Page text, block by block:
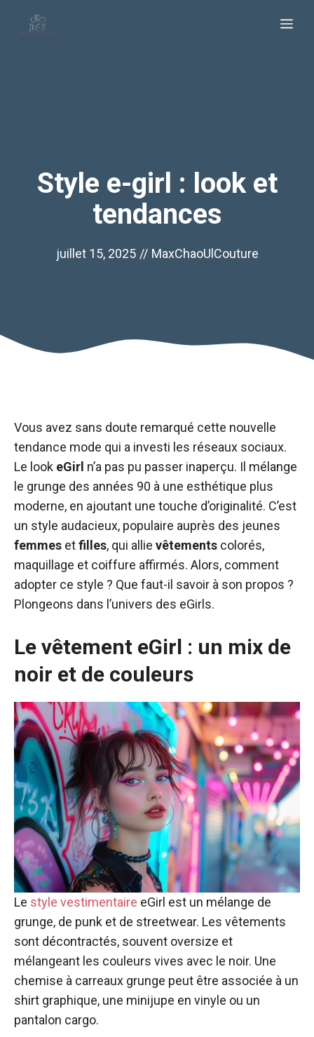
Style e-girl : look et
tendances
juillet 15, 2025 // MaxChaoUlCouture
Vous avez sans doute remarqué cette nouvelle
tendance mode qui a investi les réseaux sociaux.
Le look eGirl n’a pas pu passer inaperçu. Il mélange
le grunge des années 90 à une esthétique plus
moderne, en ajoutant une touche d’originalité. C’est
un style audacieux, populaire auprès des jeunes
femmes etfilles, qui allie vêtements colorés,
maquillage et coiffure affirmés. Alors, comment
adopter ce style ? Que faut-il savoir à son propos ?
Plongeons dans l’univers des eGirls.
Le vêtement eGirl : un mix de
noir et de couleurs
Le style vestimentaire eGirl est un mélange de
grunge, de punk et de streetwear. Les vêtements
sont décontractés, souvent oversize et
mélangeant les couleurs vives avec le noir. Une
chemise à carreaux grunge peut être associée à un
shirt graphique, une minijupe en vinyle ou un
pantalon cargo.